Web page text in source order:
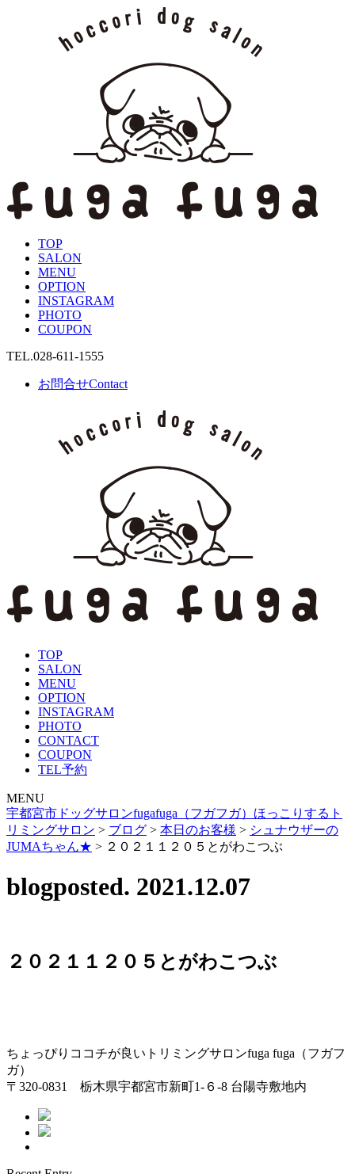
TOP
SALON
MENU
OPTION
INSTAGRAM
PHOTO
COUPON
TEL.028-611-1555
お問合せContact
TOP
SALON
MENU
OPTION
INSTAGRAM
PHOTO
CONTACT
COUPON
TEL予約
MENU
宇都宮市ドッグサロンfugafuga（フガフガ）ほっこりするト
リミングサロン > ブログ > 本日のお客様 > シュナウザーの
JUMAちゃん★ > ２０２１１２０５とがわこつぶ
blogposted. 2021.12.07
２０２１１２０５とがわこつぶ
ちょっぴりココチが良いトリミングサロンfuga fuga（フガフ
ガ）
〒320-0831 栃木県宇都宮市新町1-６-8 台陽寺敷地内